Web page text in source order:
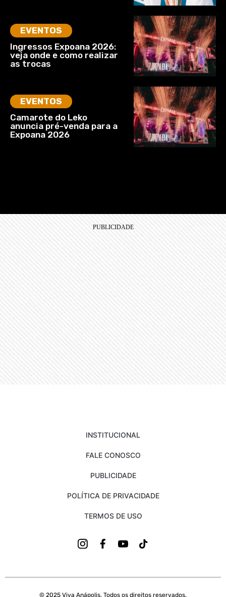
EVENTOS
Ingressos Expoana 2026:
veja onde e como realizar
as trocas
EVENTOS
Camarote do Leko
anuncia pré-venda para a
Expoana 2026
INSTITUCIONAL
FALE CONOSCO
PUBLICIDADE
POLÍTICA DE PRIVACIDADE
TERMOS DE USO
© 2025 Viva Anápolis. Todos os direitos reservados.